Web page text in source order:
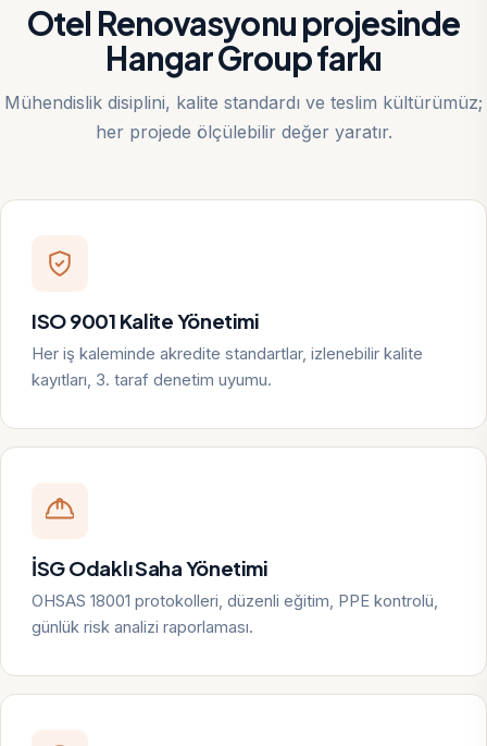
Otel Renovasyonu projesinde
Hangar Group farkı
Mühendislik disiplini, kalite standardı ve teslim kültürümüz;
her projede ölçülebilir değer yaratır.
ISO 9001 Kalite Yönetimi
Her iş kaleminde akredite standartlar, izlenebilir kalite
kayıtları, 3. taraf denetim uyumu.
İSG Odaklı Saha Yönetimi
OHSAS 18001 protokolleri, düzenli eğitim, PPE kontrolü,
günlük risk analizi raporlaması.